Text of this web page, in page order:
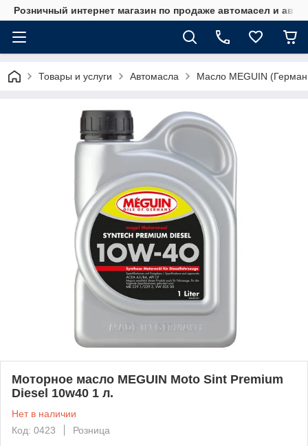
Розничный интернет магазин по продаже автомасел и
Товары и услуги Автомасла Масло MEGUIN
Моторное масло MEGUIN Moto Sint Premium
Diesel 10w40 1 л.
Нет в наличии
Код: 0423
Розница